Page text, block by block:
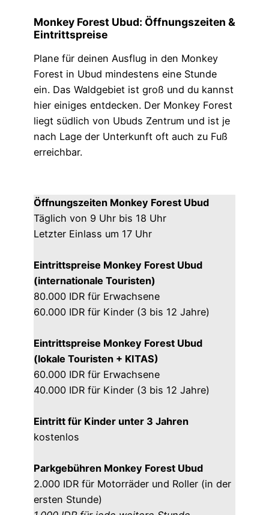
Monkey Forest Ubud: Öffnungszeiten &
Eintrittspreise
Plane für deinen Ausflug in den Monkey
Forest in Ubud mindestens eine Stunde
ein. Das Waldgebiet ist groß und du kannst
hier einiges entdecken. Der Monkey Forest
liegt südlich von Ubuds Zentrum und ist je
nach Lage der Unterkunft oft auch zu Fuß
erreichbar.
Öffnungszeiten Monkey Forest Ubud
Täglich von 9 Uhr bis 18 Uhr
Letzter Einlass um 17 Uhr
Eintrittspreise Monkey Forest Ubud
(internationale Touristen)
80.000 IDR für Erwachsene
60.000 IDR für Kinder (3 bis 12 Jahre)
Eintrittspreise Monkey Forest Ubud
(lokale Touristen + KITAS)
60.000 IDR für Erwachsene
40.000 IDR für Kinder (3 bis 12 Jahre)
Eintritt für Kinder unter 3 Jahren
kostenlos
Parkgebühren Monkey Forest Ubud
2.000 IDR für Motorräder und Roller (in der
ersten Stunde)